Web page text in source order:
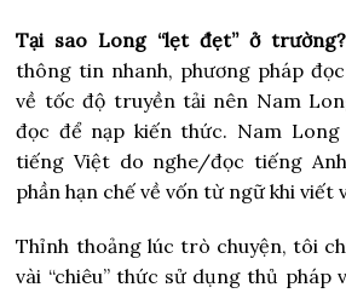
Tại sao Long “lẹt đẹt” ở trường?
thông tin nhanh, phương pháp
về tốc độ truyền tải nên Nam
đọc để nạp kiến thức. Nam
tiếng Việt do nghe/đọc tiếng
phần hạn chế về vốn từ ngữ khi viết
Thỉnh thoảng lúc trò chuyện, tôi
vài “chiêu” thức sử dụng thủ pháp